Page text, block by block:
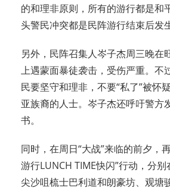
的和理非原则，所有的游行都是和
头警民冲突都是民阵游行结束后发
另外，民阵召集人岑子杰周三晚在
上遇蒙面暴徒袭击，受伤严重。不
民要坚守和理非，不要“私了”被怀
亚族裔的人士。岑子杰还呼吁警方
书。
同时，在周日“大战”来临的前夕，
游行LUNCH TIME快闪”行动，分别
尖沙咀梳士巴利道和朗豪坊、观塘